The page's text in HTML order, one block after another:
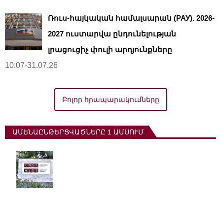
Ռուս-հայկական համալսարան (РАУ). 2026-
2027 ուստարվա ընդունելության
լրացուցիչ փուլի արդյունքները
10:07-31.07.26
Բոլոր հրապարակումները
ԱՄԵՆԱԸՆԹԵՐՑՎԱԾՆԵՐԸ 1 ԱՄՍՈՒՄ